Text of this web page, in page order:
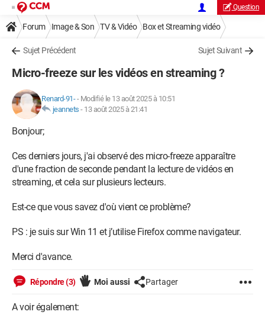
Question
Forum Image & Son TV & Vidéo Box et Streaming vidéo
Sujet Précédent Sujet Suivant
Micro-freeze sur les vidéos en streaming ?
Renard-91-- Modifié le 13 août 2025 à 10:51
jeannets - 13 août 2025 à 21:41
Bonjour;
Ces derniers jours, j'ai observé des micro-freeze apparaître
d'une fraction de seconde pendant la lecture de vidéos en
streaming, et cela sur plusieurs lecteurs.
Est-ce que vous savez d'où vient ce problème?
PS : je suis sur Win 11 et j’utilise Firefox comme navigateur.
Merci d'avance.
Répondre (3) Moi aussi Partager
A voir également: